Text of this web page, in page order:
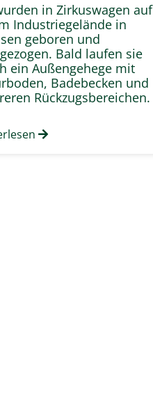
in Zirkuswagen auf
Industriegelände in
geboren und
Bald laufen sie
ein Außengehege mit
Badebecken und
Rückzugsbereichen.